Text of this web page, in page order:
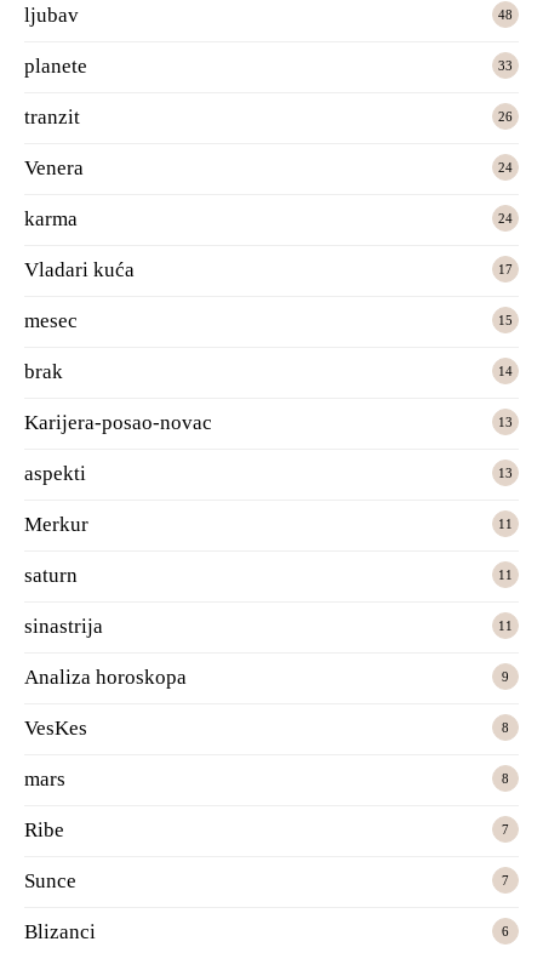
ljubav 48
planete 33
tranzit 26
Venera 24
karma 24
Vladari kuća 17
mesec 15
brak 14
Karijera-posao-novac 13
aspekti 13
Merkur 11
saturn 11
sinastrija 11
Analiza horoskopa 9
VesKes 8
mars 8
Ribe 7
Sunce 7
Blizanci 6